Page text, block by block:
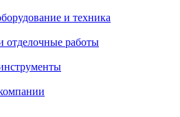
и техника
отделочные работы